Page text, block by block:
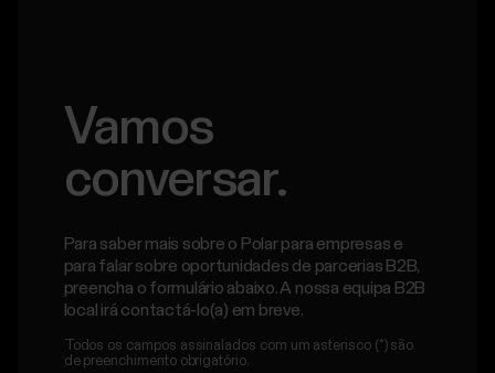
Vamos
conversar.
Para saber mais sobre o Polar para empresas e
para falar sobre oportunidades de parcerias B2B,
preencha o formulário abaixo. A nossa equipa B2B
local irá contactá-lo(a) em breve.
Todos os campos assinalados com um asterisco (*) são
de preenchimento obrigatório.